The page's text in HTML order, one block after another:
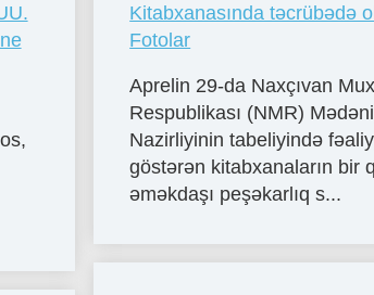
Kitabxanasında təcrübədə
Fotolar
Aprelin 29-da Naxçıvan
Respublikası (NMR)
Nazirliyinin tabeliyində
göstərən kitabxanaların bir
əməkdaşı peşəkarlıq s...